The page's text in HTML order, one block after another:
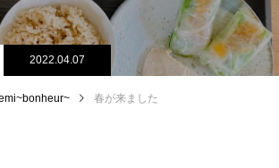
2022.04.07
春が来ました